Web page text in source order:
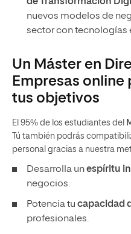
nuevos modelos de
sector con tecnologías
Un Máster en
Empresas online
tus objetivos
El 95% de los estudiantes del
Tú también podrás
personal gracias a nuestra
Desarrolla unespíritu
negocios.
Potencia tu capacidad
profesionales.